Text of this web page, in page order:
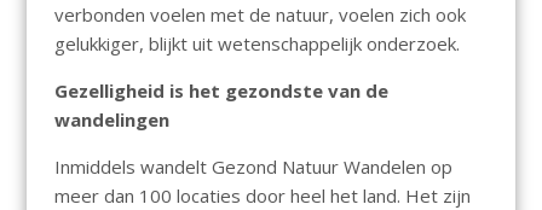
verbonden voelen met de natuur, voelen zich ook
gelukkiger, blijkt uit wetenschappelijk onderzoek.
Gezelligheid is het gezondste van de
wandelingen
Inmiddels wandelt Gezond Natuur Wandelen op
meer dan 100 locaties door heel het land. Het zijn